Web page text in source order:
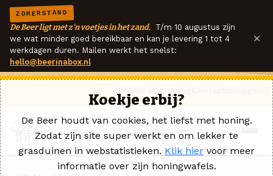
ZOMERSTAND
De Beer ligt met z'n voetjes in het zand. T/m 10 augustus zijn
we wat minder goed bereikbaar en kan je levering 1 tot 4
werkdagen duren. Mailen werkt het snelst:
hello@beerinabox.nl
×
Koekje erbij?
De Beer houdt van cookies, het liefst met honing.
Zodat zijn site super werkt en om lekker te
grasduinen in webstatistieken. Klik hier voor meer
informatie over zijn honingwafels.